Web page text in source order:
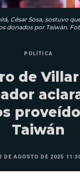
César Sosa, sostuvo
donados por Taiwán.
POLÍTICA
de
Taiwán
DE AGOSTO DE 2025